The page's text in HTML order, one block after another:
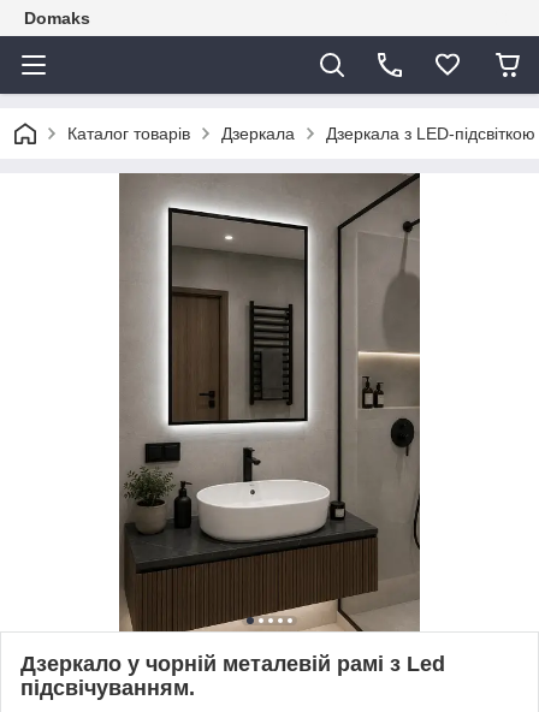
Domaks
Каталог товарів Дзеркала Дзеркала з LED-підсвіткою
Дзеркало у чорній металевій рамі з Led
підсвічуванням.